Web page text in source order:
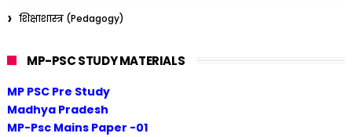
शिक्षाशास्त्र (Pedagogy)
MP-PSC STUDY MATERIALS
MP PSC Pre Study
Madhya Pradesh
MP-Psc Mains Paper -01